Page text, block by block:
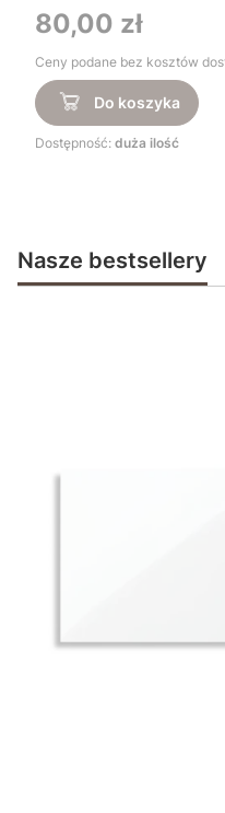
Cena
80,00 zł
Ceny podane bez kosztów
Do koszyka
Dostępność: duża ilość
Nasze bestsellery